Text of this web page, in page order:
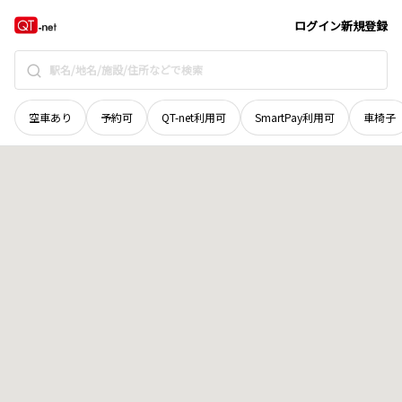
ログイン新規登録
空車あり 予約可 QT-net利用可 SmartPay利用可 車椅子
愛媛県